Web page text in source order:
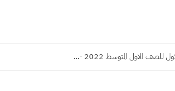
الاول المتوسط 2022 -...